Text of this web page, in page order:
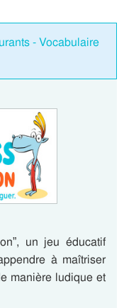
- Vocabulaire
un jeu éducatif
à maîtriser
manière ludique et